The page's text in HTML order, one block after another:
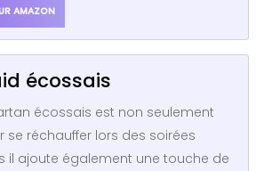
AMAZON
écossais
écossais est non seulement
se réchauffer lors des soirées
il ajoute également une touche de